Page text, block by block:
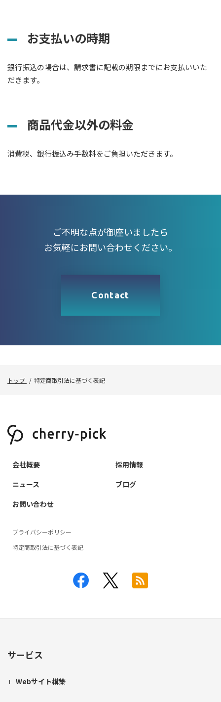
お支払いの時期
銀行振込の場合は、請求書に記載の期限までにお支払いいた
だきます。
商品代金以外の料金
消費税、銀行振込み手数料をご負担いただきます。
ご不明な点が御座いましたら
お気軽にお問い合わせください。
Contact
トップ 特定商取引法に基づく表記
サービス
Webサイト構築
会社概要
採用情報
ニュース
ブログ
お問い合わせ
プライバシーポリシー
特定商取引法に基づく表記